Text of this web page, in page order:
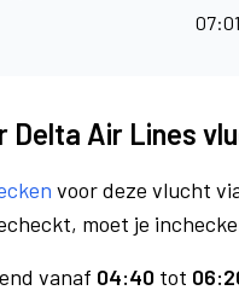
07:01
Delta Air Lines
voor deze vlucht
moet je
vanaf 04:40 tot